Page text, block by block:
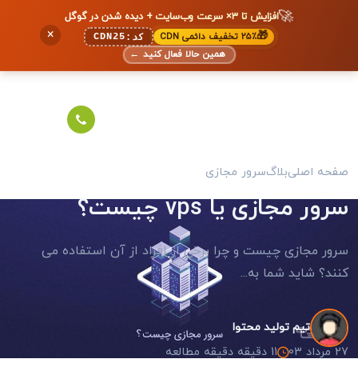
🚀افزایش تا ۳× سرعت وب‌سایت + دیده شدن در گوگل
🎁۲۵٪ تخفیف دائمی CDN کد: CDN25
همین حالا فعال کنید ←
×
صفحه اصلیبلاگسرور مجازی
سرور مجازی یا vps چیست؟
سرور مجازی چیست و چرا برخی از افراد از آن استفاده می
کنند؟ شاید شما به...
تیم تولید محتوا
27 مرداد 03 11 دقیقه دقیقه مطالعه